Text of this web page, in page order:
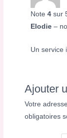
Note4 sur
Elodie–
Un service
Ajouter
Votre
obligatoires